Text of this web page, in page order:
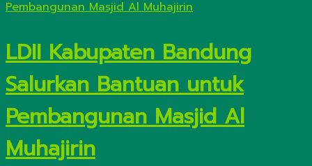
LDII Kabupaten Bandung
Salurkan Bantuan untuk
Pembangunan Masjid Al
Muhajirin